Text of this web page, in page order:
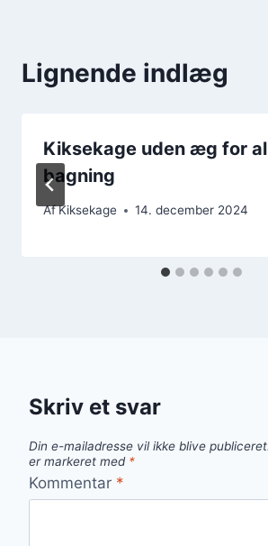
Lignende indlæg
Kiksekage uden æg for
bagning
AfKiksekage 14. december 2024
Skriv et svar
Din e-mailadresse vil ikke blive
er markeret med *
Kommentar *